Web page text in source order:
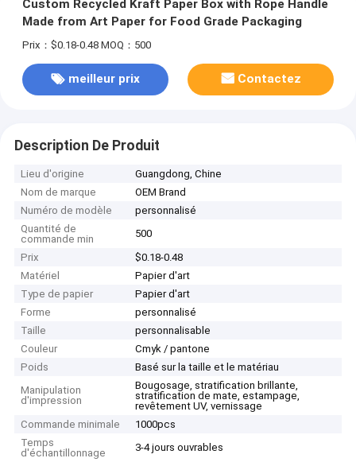
Custom Recycled Kraft Paper Box with Rope Handle
Made from Art Paper for Food Grade Packaging
Prix：$0.18-0.48 MOQ：500
meilleur prix Contactez
Description De Produit
Lieu d'origine
Guangdong, Chine
Nom de marque
OEM Brand
Numéro de modèle
personnalisé
Quantité de
commande min
500
Prix
$0.18-0.48
Matériel
Papier d'art
Type de papier
Papier d'art
Forme
personnalisé
Taille
personnalisable
Couleur
Cmyk / pantone
Poids
Basé sur la taille et le matériau
Manipulation
d'impression
Bougosage, stratification brillante,
stratification de mate, estampage,
revêtement UV, vernissage
Commande minimale
1000pcs
Temps
d'échantillonnage
3-4 jours ouvrables